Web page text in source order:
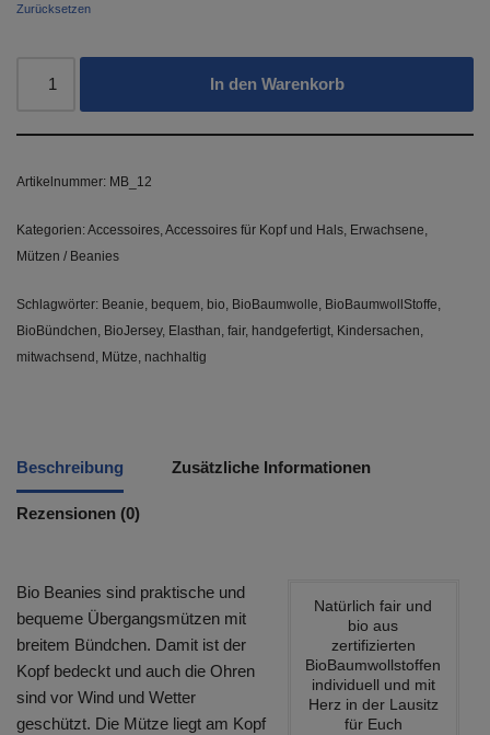
Zurücksetzen
In den Warenkorb
Artikelnummer: MB_12
Kategorien:Accessoires,Accessoires für Kopf und Hals, Erwachsene,
Mützen / Beanies
Schlagwörter: Beanie, bequem, bio, BioBaumwolle, BioBaumwollStoffe,
BioBündchen, BioJersey, Elasthan, fair, handgefertigt, Kindersachen,
mitwachsend , Mütze, nachhaltig
Beschreibung Zusätzliche Informationen
Rezensionen (0)
Bio Beanies sind praktische und
bequeme Übergangsmützen mit
breitem Bündchen. Damit ist der
Kopf bedeckt und auch die Ohren
sind vor Wind und Wetter
geschützt. Die Mütze liegt am Kopf
Natürlich fair und
bio aus
zertifizierten
BioBaumwollstoffen
individuell und mit
Herz in der Lausitz
für Euch